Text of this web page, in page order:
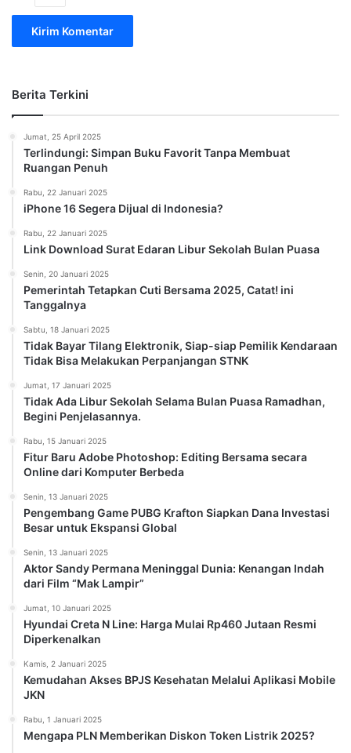
Berita Terkini
Jumat, 25 April 2025
Terlindungi: Simpan Buku Favorit Tanpa Membuat
Ruangan Penuh
Rabu, 22 Januari 2025
iPhone 16 Segera Dijual di Indonesia?
Rabu, 22 Januari 2025
Link Download Surat Edaran Libur Sekolah Bulan Puasa
Senin, 20 Januari 2025
Pemerintah Tetapkan Cuti Bersama 2025, Catat! ini
Tanggalnya
Sabtu, 18 Januari 2025
Tidak Bayar Tilang Elektronik, Siap-siap Pemilik Kendaraan
Tidak Bisa Melakukan Perpanjangan STNK
Jumat, 17 Januari 2025
Tidak Ada Libur Sekolah Selama Bulan Puasa Ramadhan,
Begini Penjelasannya.
Rabu, 15 Januari 2025
Fitur Baru Adobe Photoshop: Editing Bersama secara
Online dari Komputer Berbeda
Senin, 13 Januari 2025
Pengembang Game PUBG Krafton Siapkan Dana Investasi
Besar untuk Ekspansi Global
Senin, 13 Januari 2025
Aktor Sandy Permana Meninggal Dunia: Kenangan Indah
dari Film “Mak Lampir”
Jumat, 10 Januari 2025
Hyundai Creta N Line: Harga Mulai Rp460 Jutaan Resmi
Diperkenalkan
Kamis, 2 Januari 2025
Kemudahan Akses BPJS Kesehatan Melalui Aplikasi Mobile
JKN
Rabu, 1 Januari 2025
Mengapa PLN Memberikan Diskon Token Listrik 2025?